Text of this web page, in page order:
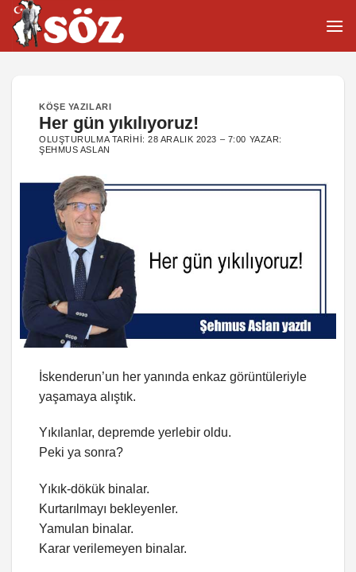
İçeriğe
atla
KÖŞE YAZILARI
Her gün yıkılıyoruz!
OLUŞTURULMA TARIHI:28 ARALIK 2023 – 7:00 YAZAR:
ŞEHMUS ASLAN
İskenderun’un her yanında enkaz görüntüleriyle
yaşamaya alıştık.
Yıkılanlar, depremde yerlebir oldu.
Peki ya sonra?
Yıkık-dökük binalar.
Kurtarılmayı bekleyenler.
Yamulan binalar.
Karar verilemeyen binalar.